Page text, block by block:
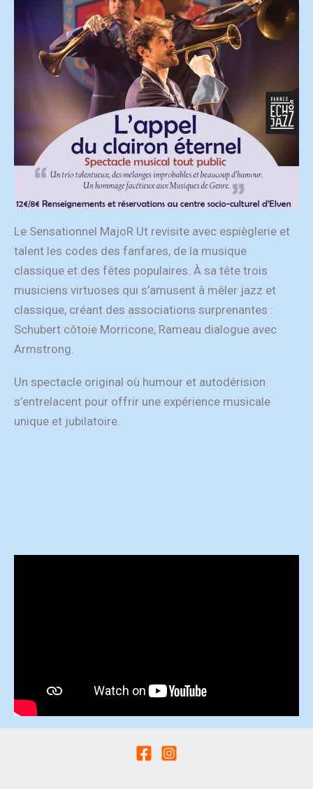
Le Sensationnel MajoR Ut revisite avec espièglerie et
talent les codes des fanfares, de la musique
classique et des fêtes populaires. À sa tête trois
musiciens virtuoses qui s’amusent à mêler jazz et
classique, créant des associations surprenantes :
Schubert côtoie Morricone, Rameau dialogue avec
Armstrong.
Un spectacle original où humour et autodérision
s’entrelacent pour offrir une expérience musicale
unique et jubilatoire.